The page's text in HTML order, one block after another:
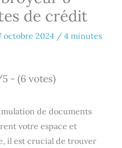
de crédit
octobre 2024 / 4 minutes
- (6 votes)
de documents
votre espace et
il est crucial de trouver